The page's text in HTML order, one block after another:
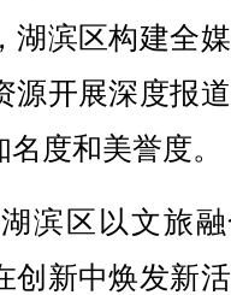
湖滨区构建全
源开展深度报
度和美誉度。
区以文旅融
创新中焕发新